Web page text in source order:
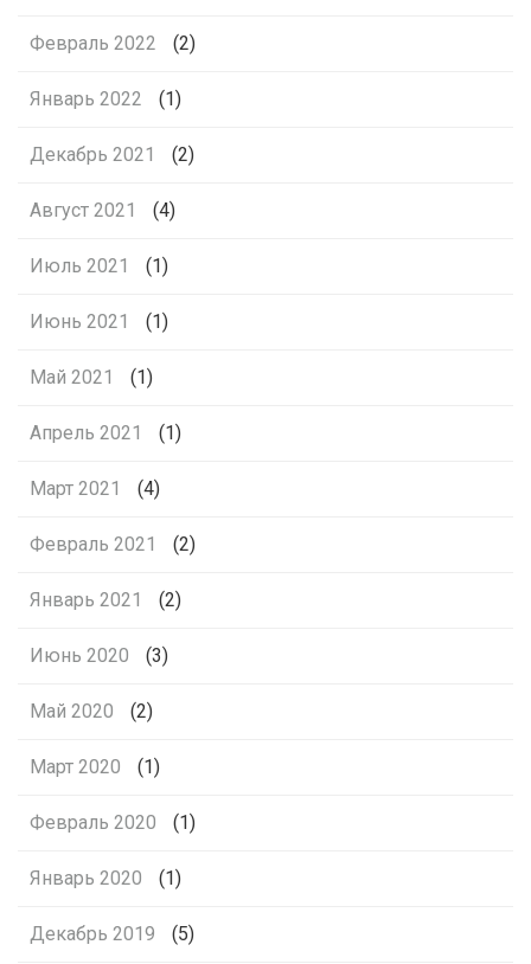
Февраль 2022 (2)
Январь 2022 (1)
Декабрь 2021 (2)
Август 2021 (4)
Июль 2021 (1)
Июнь 2021 (1)
Май 2021 (1)
Апрель 2021 (1)
Март 2021 (4)
Февраль 2021 (2)
Январь 2021 (2)
Июнь 2020 (3)
Май 2020 (2)
Март 2020 (1)
Февраль 2020 (1)
Январь 2020 (1)
Декабрь 2019 (5)